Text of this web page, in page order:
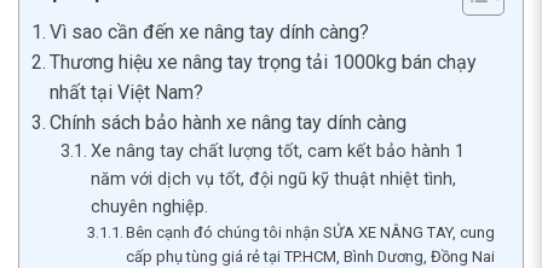
Vì sao cần đến xe nâng tay dính càng?
Thương hiệu xe nâng tay trọng tải 1000kg bán chạy
nhất tại Việt Nam?
Chính sách bảo hành xe nâng tay dính càng
Xe nâng tay chất lượng tốt, cam kết bảo hành 1
năm với dịch vụ tốt, đội ngũ kỹ thuật nhiệt tình,
chuyên nghiệp.
Bên cạnh đó chúng tôi nhận SỬA XE NÂNG TAY, cung
cấp phụ tùng giá rẻ tại TP.HCM, Bình Dương, Đồng Nai